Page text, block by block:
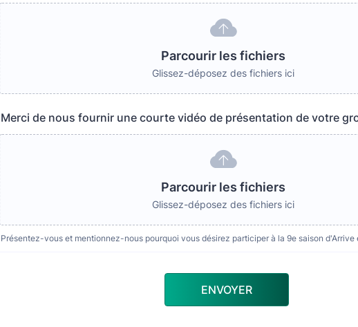
Parcourir les fichiers
Glissez-déposez des fichiers ici
Merci de nous fournir une courte vidéo de présentation de votre
Parcourir les fichiers
Glissez-déposez des fichiers ici
Présentez-vous et mentionnez-nous pourquoi vous désirez participer à la 9e saison d'Arrive
ENVOYER